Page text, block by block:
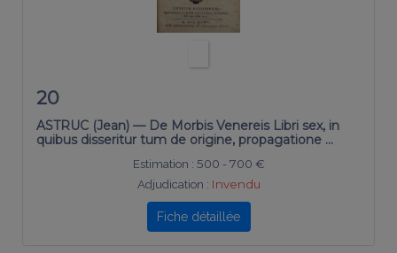
20
ASTRUC (Jean) — De Morbis Venereis Libri sex, in
quibus disseritur tum de origine, propagatione …
Estimation : 500 - 700 €
Adjudication : Invendu
Fiche détaillée